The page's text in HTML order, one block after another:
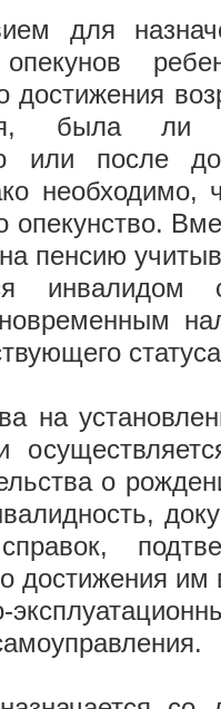
для
достижения
была ли
или после
необходимо,
опекунство.
пенсию
инвалидом
на
о
достижения им